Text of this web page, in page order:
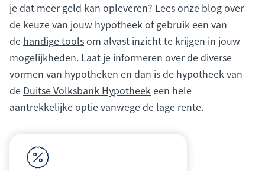
je dat meer geld kan opleveren? Lees onze blog over
de keuze van jouw hypotheekof gebruik een van
de handige toolsom alvast inzicht te krijgen in jouw
mogelijkheden. Laat je informeren over de diverse
vormen van hypotheken en dan is de hypotheek van
de Duitse Volksbank Hypotheekeen hele
aantrekkelijke optie vanwege de lage rente.